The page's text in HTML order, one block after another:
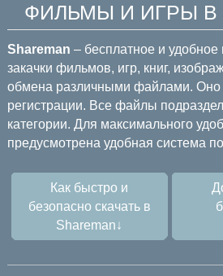
ФИЛЬМЫ И ИГРЫ В
Shareman – бесплатное и
закачки фильмов, игр, книг,
обмена различными файлами. Оно
регистрации. Все файлы
категории. Для максимального
предусмотрена удобная система
Как быстро и
безопасно скачать в
Shareman↓